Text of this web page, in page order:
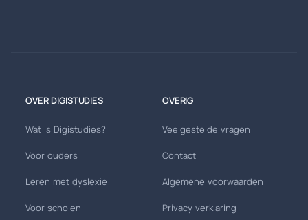
OVER DIGISTUDIES
Wat is Digistudies?
Voor ouders
Leren met dyslexie
Voor scholen
OVERIG
Veelgestelde vragen
Contact
Algemene voorwaarden
Privacy verklaring